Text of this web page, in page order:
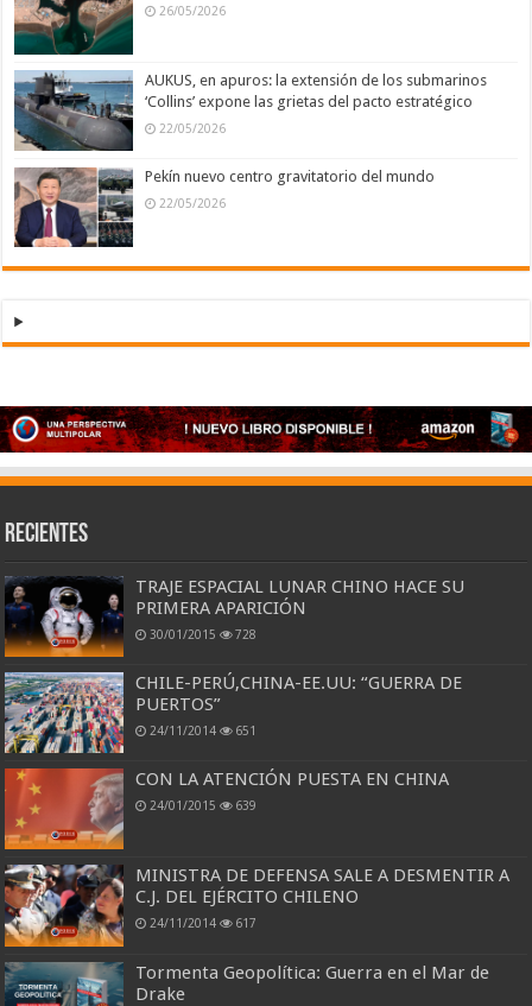
26/05/2026
AUKUS, en apuros: la extensión de los submarinos
‘Collins’ expone las grietas del pacto estratégico
22/05/2026
Pekín nuevo centro gravitatorio del mundo
22/05/2026
Recientes
TRAJE ESPACIAL LUNAR CHINO HACE SU
PRIMERA APARICIÓN
30/01/2015 728
CHILE-PERÚ,CHINA-EE.UU: “GUERRA DE
PUERTOS”
24/11/2014 651
CON LA ATENCIÓN PUESTA EN CHINA
24/01/2015 639
MINISTRA DE DEFENSA SALE A DESMENTIR A
C.J. DEL EJÉRCITO CHILENO
24/11/2014 617
Tormenta Geopolítica: Guerra en el Mar de
Drake